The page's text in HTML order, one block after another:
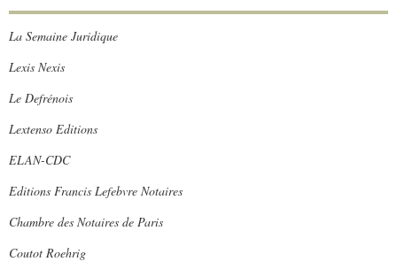
La Semaine Juridique
Lexis Nexis
Le Defrénois
Lextenso Editions
ELAN-CDC
Editions Francis Lefebvre Notaires
Chambre des Notaires de Paris
Coutot Roehrig